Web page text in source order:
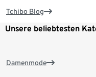
Tchibo Blog
Unsere beliebtesten
Damenmode